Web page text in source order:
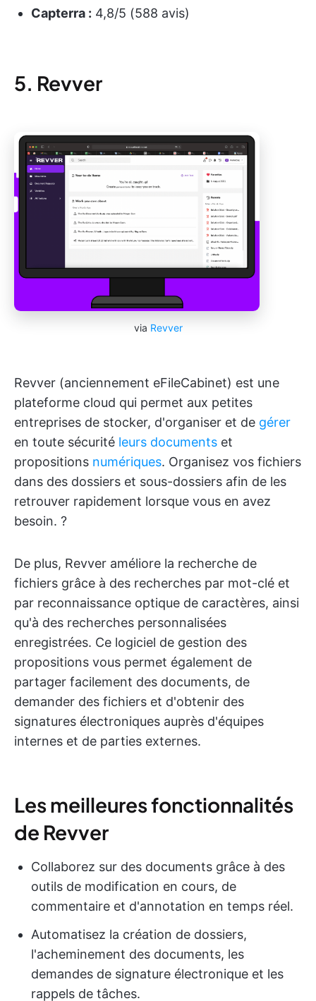
Capterra : 4,8/5 (588 avis)
5. Revver
via Revver
Revver (anciennement eFileCabinet) est une
plateforme cloud qui permet aux petites
entreprises de stocker, d'organiser et de gérer
en toute sécurité leurs documents et
propositions numériques. Organisez vos fichiers
dans des dossiers et sous-dossiers afin de les
retrouver rapidement lorsque vous en avez
besoin. ?
De plus, Revver améliore la recherche de
fichiers grâce à des recherches par mot-clé et
par reconnaissance optique de caractères, ainsi
qu'à des recherches personnalisées
enregistrées. Ce logiciel de gestion des
propositions vous permet également de
partager facilement des documents, de
demander des fichiers et d'obtenir des
signatures électroniques auprès d'équipes
internes et de parties externes.
Les meilleures fonctionnalités
de Revver
Collaborez sur des documents grâce à des
outils de modification en cours, de
commentaire et d'annotation en temps réel.
Automatisez la création de dossiers,
l'acheminement des documents, les
demandes de signature électronique et les
rappels de tâches.